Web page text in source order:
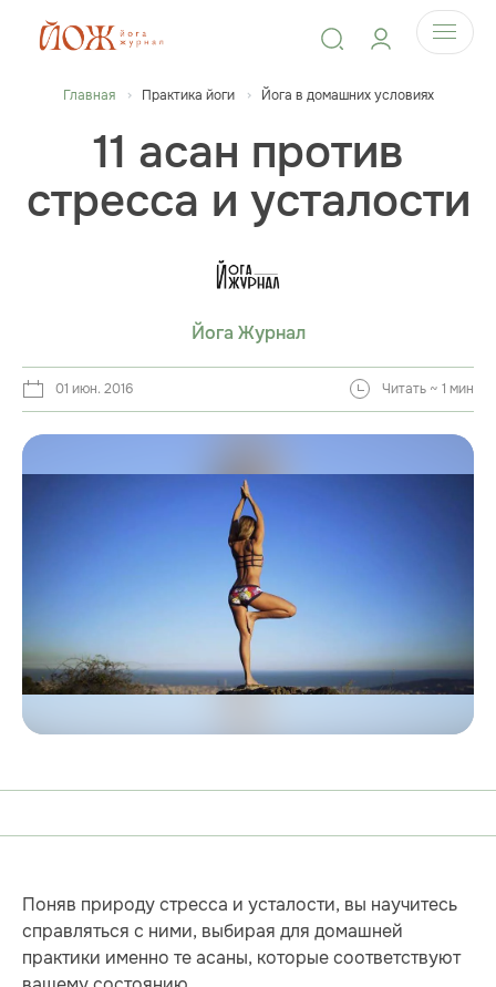
Главная Практика йоги Йога в домашних условиях
11 асан против
стресса и усталости
Йога Журнал
01 июн. 2016 Читать ~ 1 мин
Поняв природу стресса и усталости, вы научитесь
справляться с ними, выбирая для домашней
практики именно те асаны, которые соответствуют